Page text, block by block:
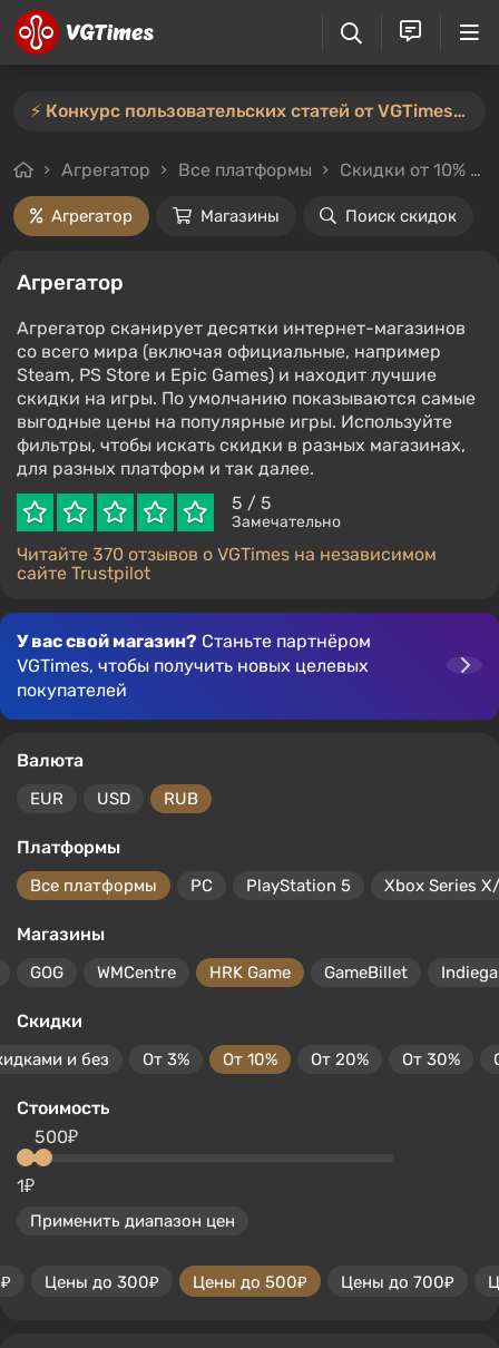
⚡️ Конкурс пользовательских статей от VGTimes продлён — участвуйте тут ⚡️
Агрегатор Все платформы Скидки от 10%
Агрегатор Магазины Поиск скидок
Агрегатор
Агрегатор сканирует десятки интернет-магазинов
со всего мира (включая официальные, например
Steam, PS Store и Epic Games) и находит лучшие
скидки на игры. По умолчанию показываются самые
выгодные цены на популярные игры. Используйте
фильтры, чтобы искать скидки в разных магазинах,
для разных платформ и так далее.
5 / 5
Замечательно
Читайте 370 отзывов о VGTimes на независимом
сайте Trustpilot
У вас свой магазин? Станьте партнёром
VGTimes, чтобы получить новых целевых
покупателей
Валюта
EUR USD RUB
Платформы
Все платформы PC PlayStation 5 Xbox Series
Магазины
GOG WMCentre HRK Game GameBillet
Скидки
и без От 3% От 10% От 20% От 30%
Стоимость
1₽
500₽
Применить диапазон цен
Цены до 300₽ Цены до 500₽ Цены до 700₽